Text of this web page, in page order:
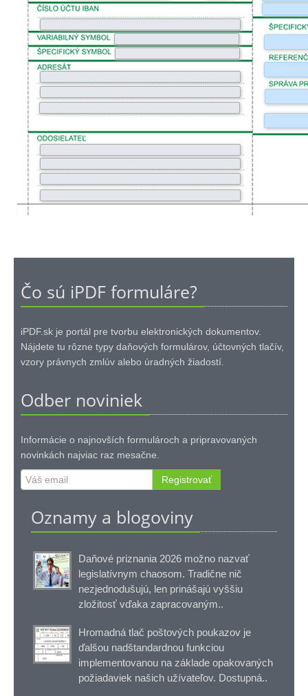
Čo sú iPDF formuláre?
iPDF.sk je portál pre tvorbu elektronických dokumentov.
Nájdete tu rôzne typy daňových formulárov, účtovných tlačív,
vzory právnych zmlúv alebo úradných žiadostí.
Odber noviniek
Informácie o najnovších formulároch a pripravovaných
novinkách najviac raz mesačne.
Registrovať
Oznamy a blogoviny
Daňové priznania 2026 možno nazvať
legislatívnym chaosom. Tradične nič
nezjednodušujú, len prinášajú vyššiu
zložitosť vďaka zapracovaným..
Hromadná tlač poštových poukazov je
ďalšou nadštandardnou funkciou
implementovanou na základe opakovaných
požiadaviek našich užívateľov. Dostupná..